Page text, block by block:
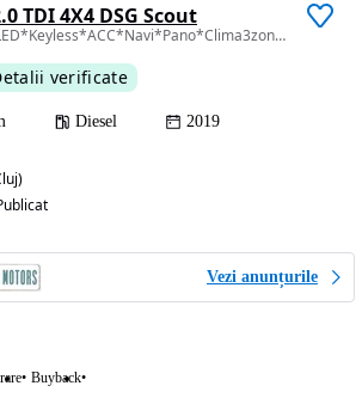
TDI 4X4 DSG Scout
1968 cm3 • 190 CP • LED*Keyless*ACC*Navi*Pano*Clima3zone*Tempomat*Bluetooth*USB*4x4
verificate
Diesel 2019
Vezi anunțurile
Buyback